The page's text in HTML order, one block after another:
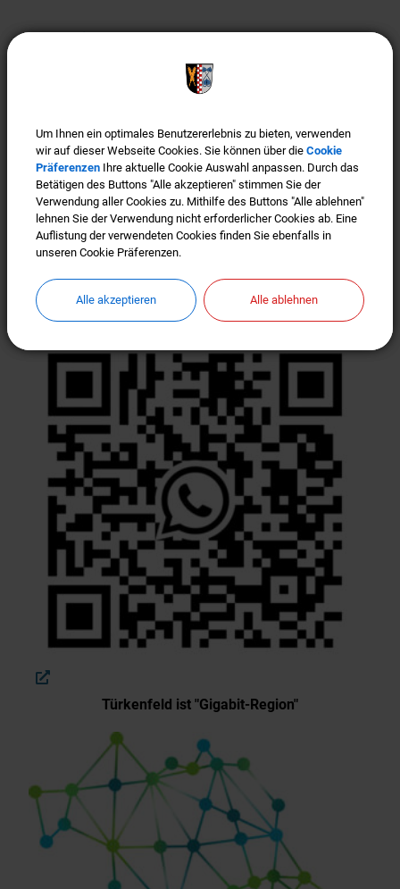
Wartezeiten ade:
Wartezeiten ade: Termin vereinbaren (siehe Button im
Header)! Bürgerfreundlichkeit ist uns wichtig! Um
Gemeinde-Kasse zu vermeiden, bitten wir vor JEDEM
Besuch um Terminvereinbarung. Wir freuen uns, wenn
Sie auch weiterhin eine Maske tragen.
Weiterlesen
Offizieller WhatsApp Kanal der
Gemeinde Türkenfeld
Türkenfeld ist "Gigabit-Region"
Um Ihnen ein optimales Benutzererlebnis zu bieten, verwenden
wir auf dieser Webseite Cookies. Sie können über die Cookie
Präferenzen Ihre aktuelle Cookie Auswahl anpassen. Durch das
Betätigen des Buttons "Alle akzeptieren" stimmen Sie der
Verwendung aller Cookies zu. Mithilfe des Buttons "Alle ablehnen"
lehnen Sie der Verwendung nicht erforderlicher Cookies ab. Eine
Auflistung der verwendeten Cookies finden Sie ebenfalls in
unseren Cookie Präferenzen.
Alle akzeptieren Alle ablehnen
Um Ihnen ein optimales Benutzererlebnis zu bieten, verwenden
wir auf dieser Webseite Cookies. Sie können über die Cookie
Präferenzen Ihre aktuelle Cookie Auswahl anpassen. Durch das
Betätigen des Buttons "Alle akzeptieren" stimmen Sie der
Verwendung aller Cookies zu. Mithilfe des Buttons "Alle ablehnen"
lehnen Sie der Verwendung nicht erforderlicher Cookies ab. Eine
Auflistung der verwendeten Cookies finden Sie ebenfalls in
unseren Cookie Präferenzen.
Alle akzeptieren Alle ablehnen